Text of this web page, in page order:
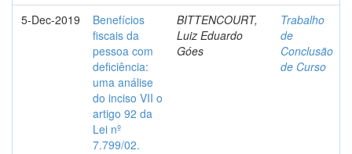
5-Dec-2019
Benefícios
fiscais da
pessoa com
deficiência:
uma análise
do inciso VII o
artigo 92 da
Lei nº
7.799/02.
BITTENCOURT,
Luiz Eduardo
Góes
Trabalho
de
Conclusão
de Curso